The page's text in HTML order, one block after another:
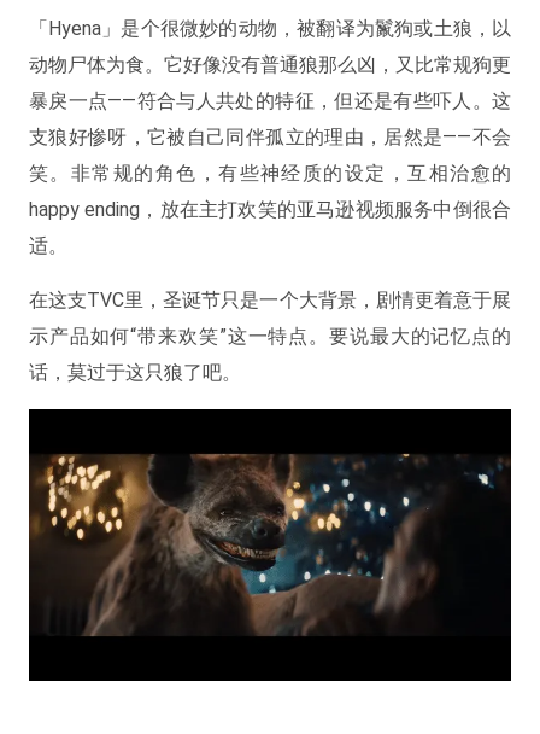
「Hyena」是个很微妙的动物，被翻译为鬣狗或土狼，以
动物尸体为食。它好像没有普通狼那么凶，又比常规狗更
暴戾一点——符合与人共处的特征，但还是有些吓人。这
支狼好惨呀，它被自己同伴孤立的理由，居然是——不会
笑。非常规的角色，有些神经质的设定，互相治愈的
happy ending，放在主打欢笑的亚马逊视频服务中倒很合
适。
在这支TVC里，圣诞节只是一个大背景，剧情更着意于展
示产品如何“带来欢笑”这一特点。要说最大的记忆点的
话，莫过于这只狼了吧。